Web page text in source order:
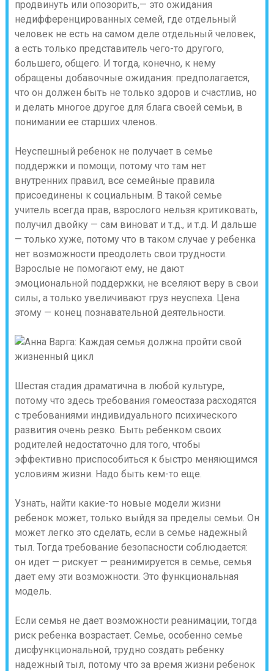
продвинуть или опозорить,— это ожидания
недифференцированных семей, где отдельный
человек не есть на самом деле отдельный человек,
а есть только представитель чего-то другого,
большего, общего. И тогда, конечно, к нему
обращены добавочные ожидания: предполагается,
что он должен быть не только здоров и счастлив, но
и делать многое другое для блага своей семьи, в
понимании ее старших членов.
Неуспешный ребенок не получает в семье
поддержки и помощи, потому что там нет
внутренних правил, все семейные правила
присоединены к социальным. В такой семье
учитель всегда прав, взрослого нельзя критиковать,
получил двойку — сам виноват и т.д., и т.д. И дальше
— только хуже, потому что в таком случае у ребенка
нет возможности преодолеть свои трудности.
Взрослые не помогают ему, не дают
эмоциональной поддержки, не вселяют веру в свои
силы, а только увеличивают груз неуспеха. Цена
этому — конец познавательной деятельности.
Шестая стадия драматична в любой культуре,
потому что здесь требования гомеостаза расходятся
с требованиями индивидуального психического
развития очень резко. Быть ребенком своих
родителей недостаточно для того, чтобы
эффективно приспособиться к быстро меняющимся
условиям жизни. Надо быть кем-то еще.
Узнать, найти какие-то новые модели жизни
ребенок может, только выйдя за пределы семьи. Он
может легко это сделать, если в семье надежный
тыл. Тогда требование безопасности соблюдается:
он идет — рискует — реанимируется в семье, семья
дает ему эти возможности. Это функциональная
модель.
Если семья не дает возможности реанимации, тогда
риск ребенка возрастает. Семье, особенно семье
дисфункциональной, трудно создать ребенку
надежный тыл, потому что за время жизни ребенок